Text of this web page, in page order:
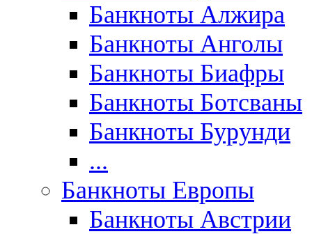
Банкноты Алжира
Банкноты Анголы
Банкноты Биафры
Банкноты Ботсваны
Банкноты Бурунди
...
Банкноты Европы
Банкноты Австрии